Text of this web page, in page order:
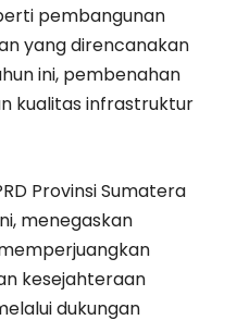
pembangunan
yang direncanakan
ini, pembenahan
kualitas infrastruktur
Provinsi Sumatera
menegaskan
kesejahteraan
dukungan